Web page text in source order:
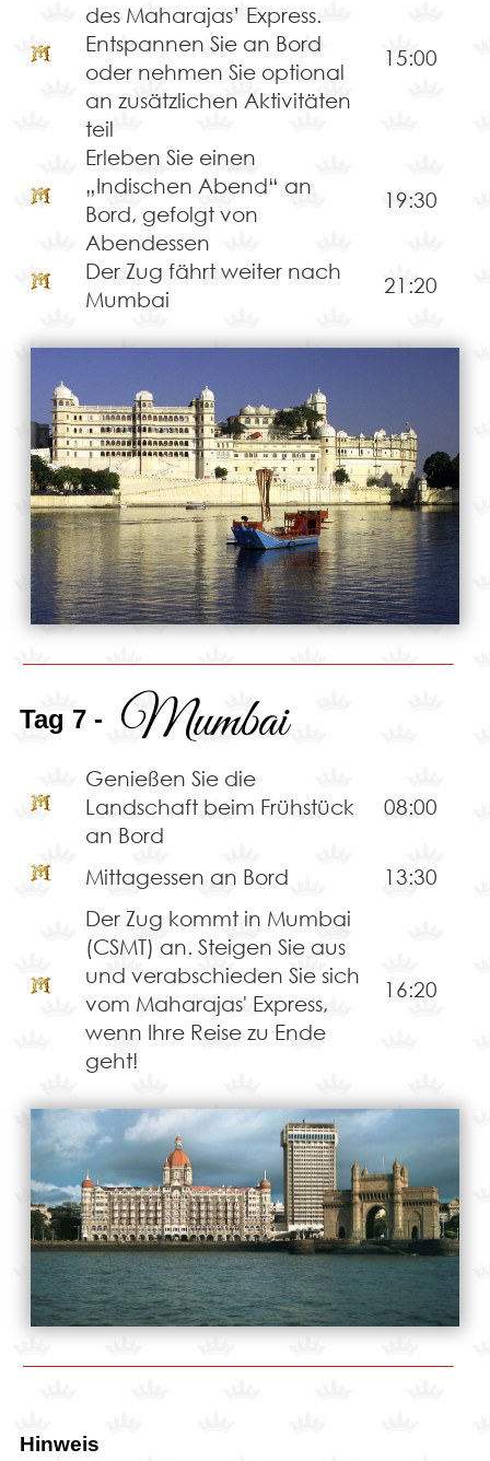
des Maharajas’ Express.
Entspannen Sie an Bord
oder nehmen Sie optional
an zusätzlichen Aktivitäten
teil
15:00
Erleben Sie einen
„Indischen Abend“ an
Bord, gefolgt von
Abendessen
19:30
Der Zug fährt weiter nach
Mumbai
21:20
Tag 7 - Mumbai
Genießen Sie die
Landschaft beim Frühstück
an Bord
08:00
Mittagessen an Bord
13:30
Der Zug kommt in Mumbai
(CSMT) an. Steigen Sie aus
und verabschieden Sie sich
vom Maharajas' Express,
wenn Ihre Reise zu Ende
geht!
16:20
Hinweis